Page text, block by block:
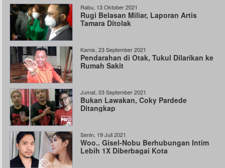
Rabu, 13 Oktober 2021
Rugi Belasan Miliar, Laporan Artis
Tamara Ditolak
Kamis, 23 September 2021
Pendarahan di Otak, Tukul Dilarikan ke
Rumah Sakit
Jumat, 03 September 2021
Bukan Lawakan, Coky Pardede
Ditangkap
Senin, 19 Juli 2021
Woo.. Gisel-Nobu Berhubungan Intim
Lebih 1X Diberbagai Kota